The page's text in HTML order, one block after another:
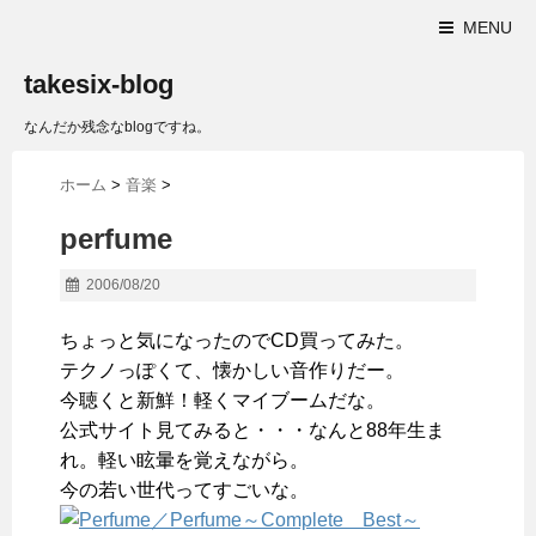
MENU
takesix-blog
なんだか残念なblogですね。
ホーム > 音楽 >
perfume
2006/08/20
ちょっと気になったのでCD買ってみた。
テクノっぽくて、懐かしい音作りだー。
今聴くと新鮮！軽くマイブームだな。
公式サイト見てみると・・・なんと88年生ま
れ。軽い眩暈を覚えながら。
今の若い世代ってすごいな。